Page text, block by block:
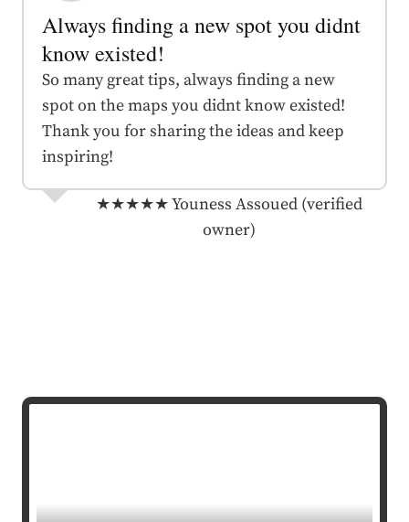
Always finding a new spot you didnt
know existed!
So many great tips, always finding a new
spot on the maps you didnt know existed!
Thank you for sharing the ideas and keep
inspiring!
★★★★★Youness Assoued (verified
owner)